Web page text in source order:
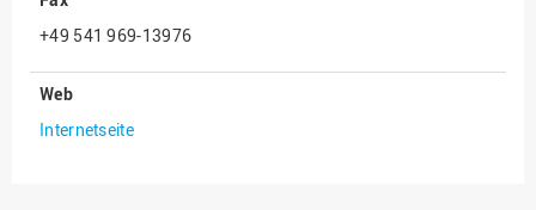
Personalrat
Präsidialbüro
Professional School
+49 541 969-13976
Web
Internetseite